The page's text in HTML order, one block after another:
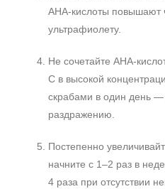
AHA-кислоты повышают
ультрафиолету.
Не сочетайте AHA-
C в высокой
скрабами в один день —
раздражению.
Постепенно
начните с 1–2 раз в
4 раза при отсутствии